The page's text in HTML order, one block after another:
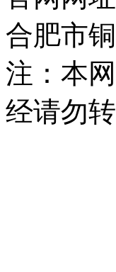
合肥市
注：本
经请勿转